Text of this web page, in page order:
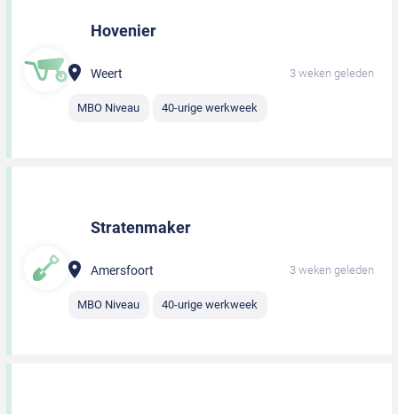
Hovenier
Weert 3 weken geleden
MBO Niveau 40-urige werkweek
Stratenmaker
Amersfoort 3 weken geleden
MBO Niveau 40-urige werkweek